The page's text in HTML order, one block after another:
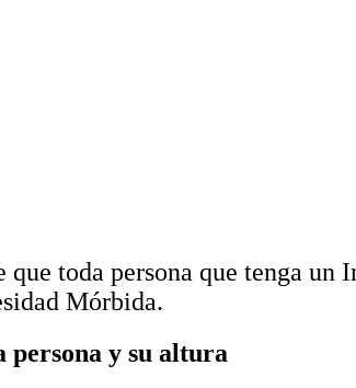
toda persona que tenga
Mórbida.
persona y su altura